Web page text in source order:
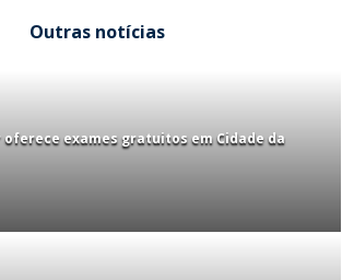
Outras notícias
oferece exames gratuitos em Cidade da